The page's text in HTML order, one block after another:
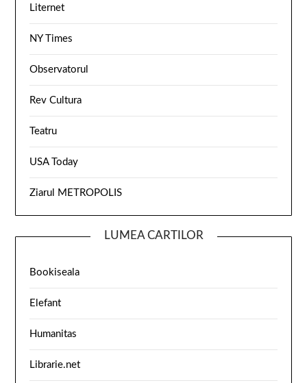
Liternet
NY Times
Observatorul
Rev Cultura
Teatru
USA Today
Ziarul METROPOLIS
LUMEA CARTILOR
Bookiseala
Elefant
Humanitas
Librarie.net